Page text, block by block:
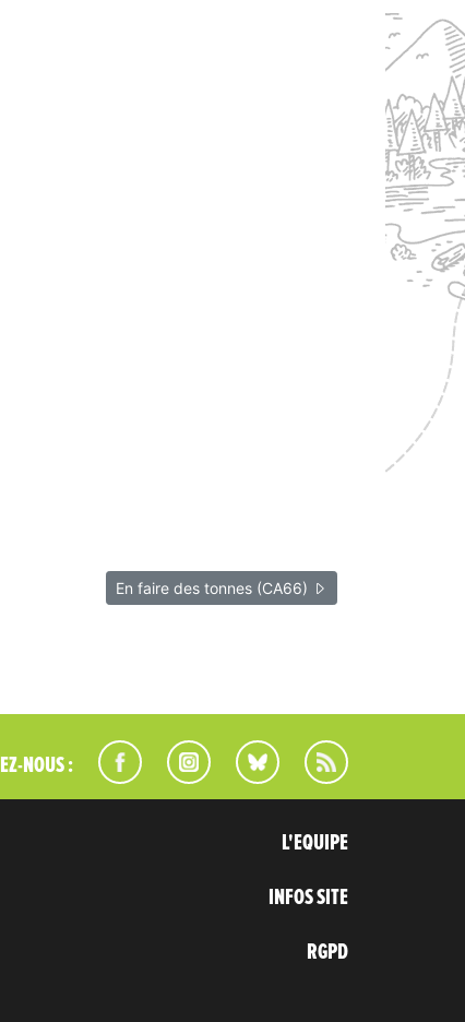
En faire des tonnes (CA66)
NOUS :
L'EQUIPE
INFOS SITE
RGPD